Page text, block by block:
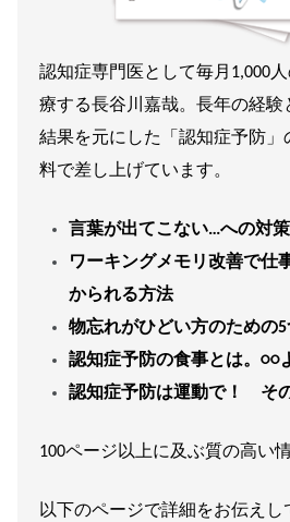
認知症専門医として毎月1,000
療する長谷川嘉哉。長年の経験
結果を元にした「認知症予防」
料で差し上げています。
言葉が出てこない…への対
ワーキングメモリ改善で仕
かられる方法
物忘れがひどい方のための
認知症予防の食事とは。○○
認知症予防は運動で！ そ
100ページ以上に及ぶ質の高い
以下のページで詳細をお伝え